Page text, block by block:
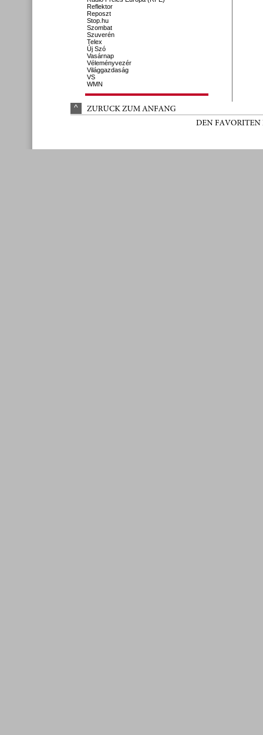
Reflektor
Reposzt
Stop.hu
Szombat
Szuverén
Telex
Új Szó
Vasárnap
Véleményvezér
Világgazdaság
VS
WMN
^ ZURÜCK ZUM ANFANG
DEN FAVORITEN